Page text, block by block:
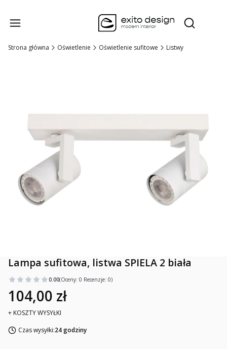
Otwórz
Strona główna Oświetlenie Oświetlenie sufitowe Listwy
Lampa sufitowa, listwa SPIELA 2 biała
0.00(Oceny: 0 Recenzje: 0)
104,00 zł
+ KOSZTY WYSYŁKI
Czas wysyłki:24 godziny